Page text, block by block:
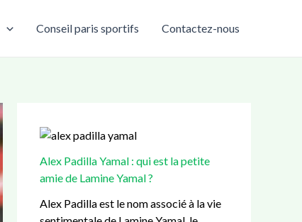
Conseil paris sportifs Contactez-nous
Alex Padilla Yamal : qui est la petite
amie de Lamine Yamal ?
Alex Padilla est le nom associé à la vie
:
i
a
:
o
a
u
a
e
u
M
:
b
a
l
q
:
t
a
n
u